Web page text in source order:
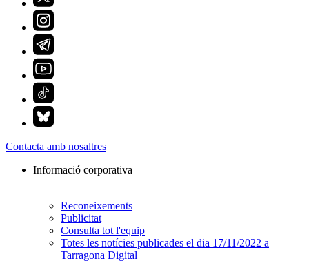
Contacta amb nosaltres
Informació corporativa
Reconeixements
Publicitat
Consulta tot l'equip
Totes les notícies publicades el dia 17/11/2022 a
Tarragona Digital